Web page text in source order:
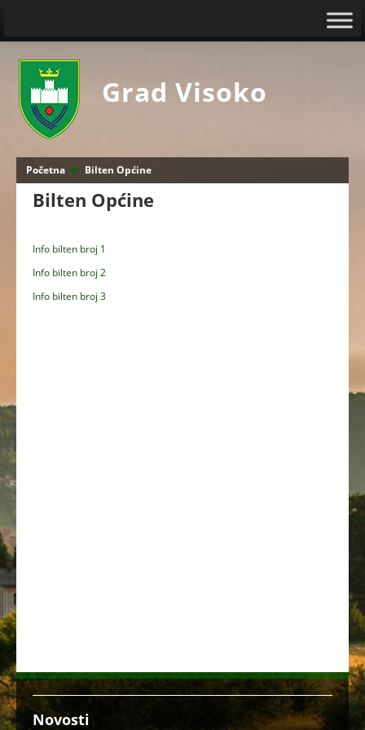
Grad Visoko
Početna Bilten Općine
Bilten Općine
Info bilten broj 1
Info bilten broj 2
Info bilten broj 3
Novosti